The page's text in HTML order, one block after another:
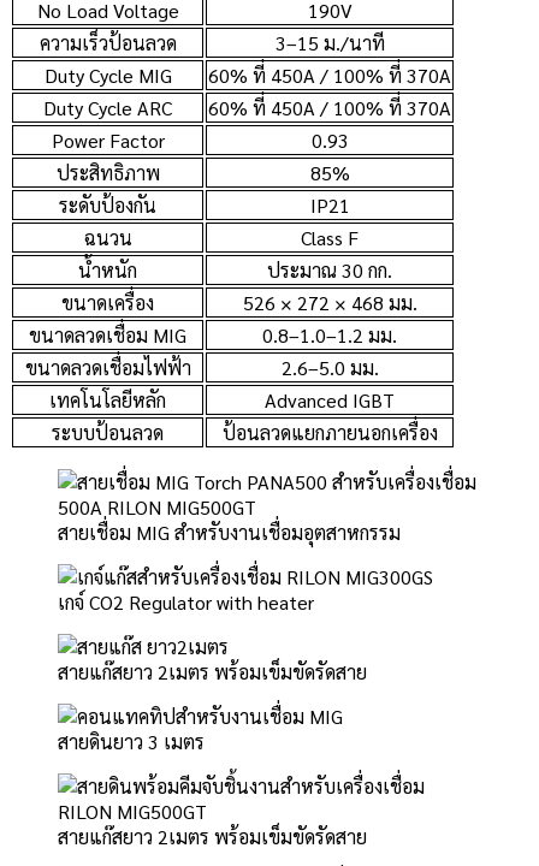
No Load Voltage
190V
ความเร็วป้อนลวด
3–15 ม./นาที
Duty Cycle MIG
60% ที่ 450A / 100% ที่ 370A
Duty Cycle ARC
60% ที่ 450A / 100% ที่ 370A
Power Factor
0.93
ประสิทธิภาพ
85%
ระดับป้องกัน
IP21
ฉนวน
Class F
น้ำหนัก
ประมาณ 30 กก.
ขนาดเครื่อง
526 × 272 × 468 มม.
ขนาดลวดเชื่อม MIG
0.8–1.0–1.2 มม.
ขนาดลวดเชื่อมไฟฟ้า
2.6–5.0 มม.
เทคโนโลยีหลัก
Advanced IGBT
ระบบป้อนลวด
ป้อนลวดแยกภายนอกเครื่อง
สายเชื่อม MIG สำหรับงานเชื่อมอุตสาหกรรม
เกจ์ CO2 Regulator with heater
สายแก๊สยาว 2เมตร พร้อมเข็มขัดรัดสาย
สายดินยาว 3 เมตร
สายแก๊สยาว 2เมตร พร้อมเข็มขัดรัดสาย